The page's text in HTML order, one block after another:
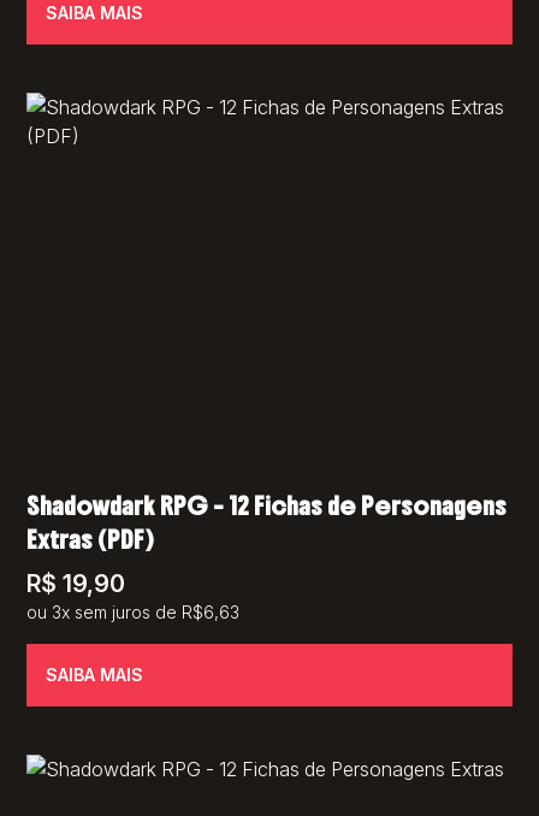
SAIBA MAIS
Shadowdark RPG – 12 Fichas de Personagens
Extras (PDF)
R$ 19,90
ou 3x sem juros de R$6,63
SAIBA MAIS